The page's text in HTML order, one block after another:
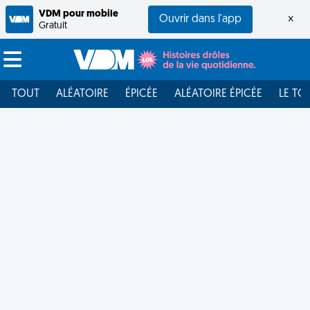
VDM pour mobile
Gratuit
Ouvrir dans l'app ×
TOUT ALÉATOIRE ÉPICÉE ALÉATOIRE ÉPICÉE LE